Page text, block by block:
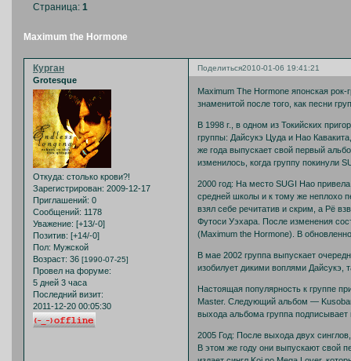
Maximum the Hormone
Страница:1
Поделиться2010-01-06 19:41:21
Курган
Grotesque
Откуда: столько крови?!
Зарегистрирован: 2009-12-17
Приглашений: 0
Сообщений: 1178
Уважение: [+13/-0]
Позитив: [+14/-0]
Пол: Мужской
Возраст: 36 [1990-07-25]
Провел на форуме:
5 дней 3 часа
Последний визит:
2011-12-20 00:05:30
Maximum The Hormone японская
знаменитой после того, как песни
В 1998 г., в одном из Токийских
группы: Дайсукэ Цуда и Нао
же года выпускает свой первый
изменилось, когда группу покинули
2000 год: На место SUGI Нао
средней школы и к тому же неплохо
взял себе речитатив и скрим, а Рё
Футоси Уэхара. После изменения
(Maximum the Hormone). В
В мае 2002 группа выпускает
изобилует дикими воплями
Настоящая популярность к группе
Master. Следующий альбом —
выхода альбома группа подписывает
2005 Год: После выхода двух
В этом же году они выпускают свой